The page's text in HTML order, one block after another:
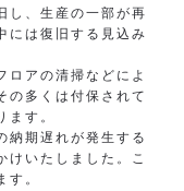
し、生産の一部が再
には復旧する見込み
ロアの清掃などによ
の多くは付保されて
ます。
納期遅れが発生する
けいたしました。こ
す。